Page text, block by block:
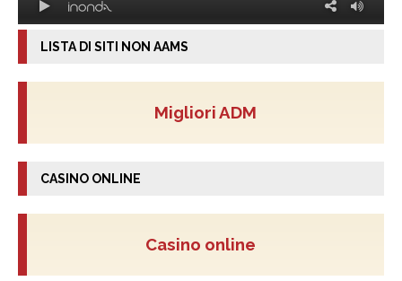
LISTA DI SITI NON AAMS
Migliori ADM
CASINO ONLINE
Casino online